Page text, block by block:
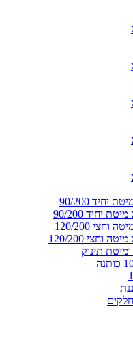
יחיד 90/200
וחצי 120/200
תינוק